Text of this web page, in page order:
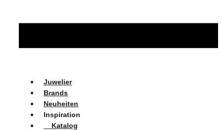
Juwelier
Brands
Neuheiten
Inspiration
Katalog